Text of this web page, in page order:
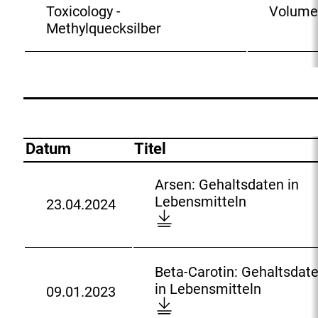
i
Toxicology -
Methylquecksilber
Datensätze
Datum Titel
23.04.2024
D
o
w
n
l
o
a
Arsen: Gehaltsdaten in
LebensmittelnA
e
n
:
09.01.2023
D
Beta-Carotin:
in LebensmittelnB